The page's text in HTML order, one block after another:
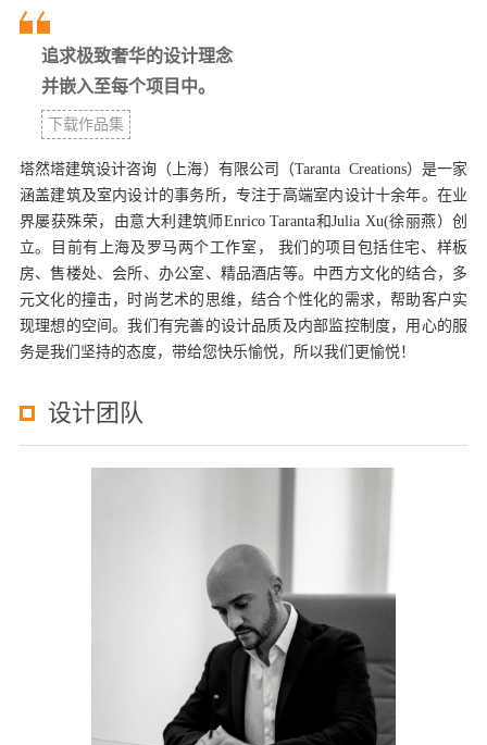
追求极致奢华的设计理念
并嵌入至每个项目中。
下载作品集
塔然塔建筑设计咨询（上海）有限公司（Taranta Creations）是一家
涵盖建筑及室内设计的事务所，专注于高端室内设计十余年。在业
界屡获殊荣，由意大利建筑师Enrico Taranta和Julia Xu(徐丽燕）创
立。目前有上海及罗马两个工作室， 我们的项目包括住宅、样板
房、售楼处、会所、办公室、精品酒店等。中西方文化的结合，多
元文化的撞击，时尚艺术的思维，结合个性化的需求，帮助客户实
现理想的空间。我们有完善的设计品质及内部监控制度，用心的服
务是我们坚持的态度，带给您快乐愉悦，所以我们更愉悦！
设计团队